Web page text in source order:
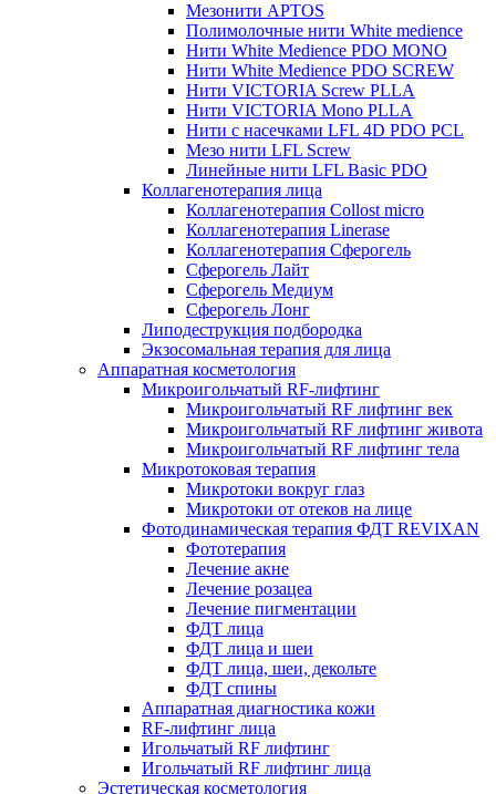
Мезонити APTOS
Полимолочные нити White medience
Нити White Medience PDO MONO
Нити White Medience PDO SCREW
Нити VICTORIA Screw PLLA
Нити VICTORIA Mono PLLA
Нити с насечками LFL 4D PDO PCL
Мезо нити LFL Screw
Линейные нити LFL Basic PDO
Коллагенотерапия лица
Коллагенотерапия Collost micro
Коллагенотерапия Linerase
Коллагенотерапия Сферогель
Сферогель Лайт
Сферогель Медиум
Сферогель Лонг
Липодеструкция подбородка
Экзосомальная терапия для лица
Аппаратная косметология
Микроигольчатый RF-лифтинг
Микроигольчатый RF лифтинг век
Микроигольчатый RF лифтинг живота
Микроигольчатый RF лифтинг тела
Микротоковая терапия
Микротоки вокруг глаз
Микротоки от отеков на лице
Фотодинамическая терапия ФДТ REVIXAN
Фототерапия
Лечение акне
Лечение розацеа
Лечение пигментации
ФДТ лица
ФДТ лица и шеи
ФДТ лица, шеи, декольте
ФДТ спины
Аппаратная диагностика кожи
RF-лифтинг лица
Игольчатый RF лифтинг
Игольчатый RF лифтинг лица
Эстетическая косметология